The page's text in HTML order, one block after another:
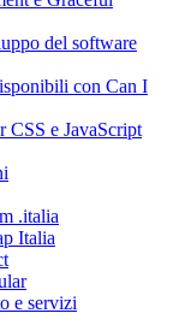
del software
con Can I
CSS e JavaScript
.italia
Italia
e servizi